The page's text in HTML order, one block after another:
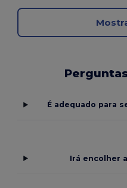
É adequado para
Irá encolher